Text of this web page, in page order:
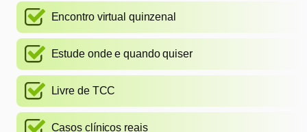
Encontro virtual quinzenal
Estude onde e quando quiser
Livre de TCC
Casos clínicos reais